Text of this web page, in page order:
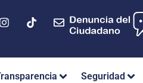
Seguridad